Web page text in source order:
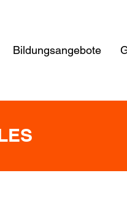
Bildungsangebote